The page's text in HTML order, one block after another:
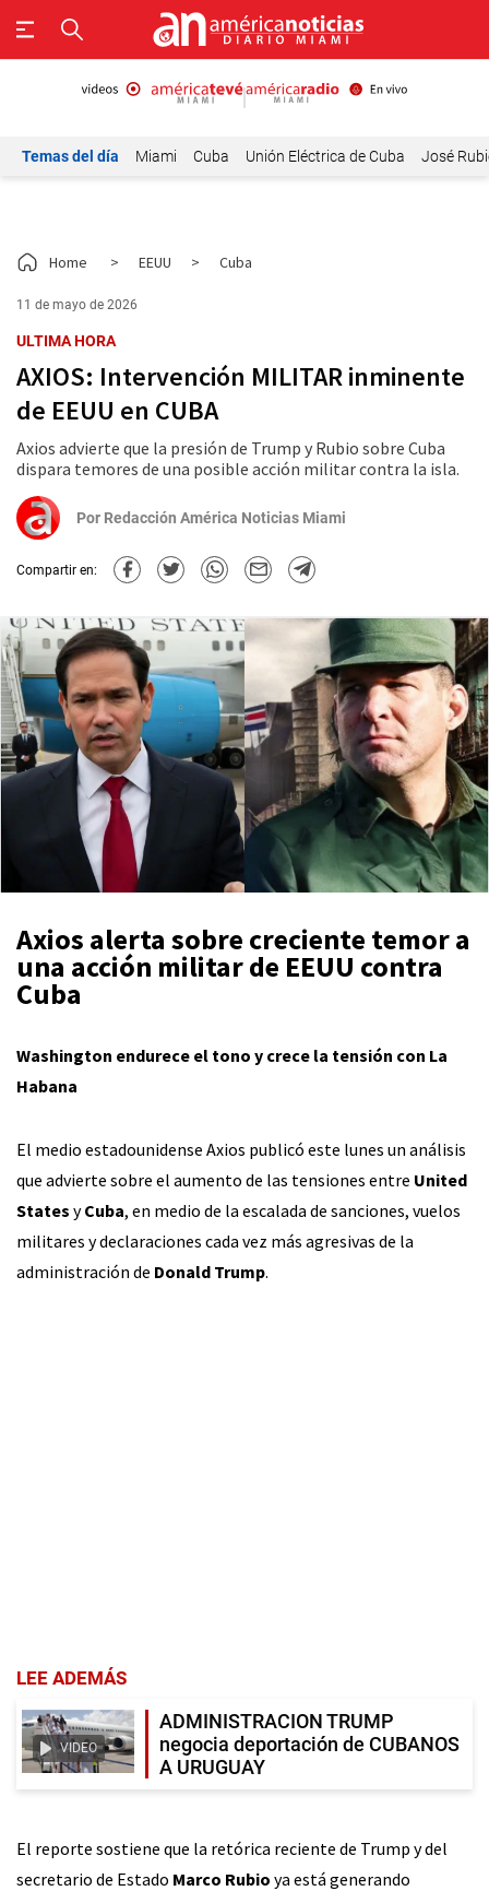
Temas del día Miami Cuba Unión Eléctrica de Cuba José
Home > EEUU > Cuba
11 de mayo de 2026
ULTIMA HORA
AXIOS: Intervención MILITAR inminente
de EEUU en CUBA
Axios advierte que la presión de Trump y Rubio sobre Cuba
dispara temores de una posible acción militar contra la isla.
Por Redacción América Noticias Miami
Compartir en:
Axios alerta sobre creciente temor a
una acción militar de EEUU contra
Cuba
Washington endurece el tono y crece la tensión con La
Habana
El medio estadounidense Axios publicó este lunes un análisis
que advierte sobre el aumento de las tensiones entre United
States yCuba, en medio de la escalada de sanciones, vuelos
militares y declaraciones cada vez más agresivas de la
administración de Donald Trump.
LEE ADEMÁS
VIDEO
ADMINISTRACION TRUMP
negocia deportación de CUBANOS
A URUGUAY
El reporte sostiene que la retórica reciente de Trump y del
secretario de Estado Marco Rubio ya está generando